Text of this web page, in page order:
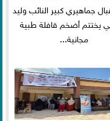
جماهيري كبير النائب وليد
يختتم أضخم قافلة طبية
مجانية...